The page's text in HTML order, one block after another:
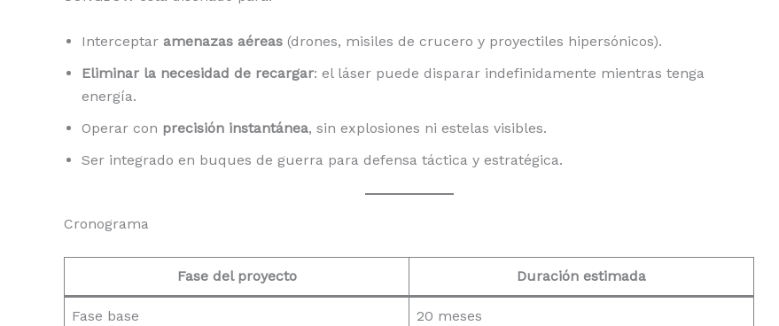
Interceptar amenazas aéreas (drones, misiles de crucero y proyectiles hipersónicos).
Eliminar la necesidad de recargar: el láser puede disparar indefinidamente mientras tenga
energía.
Operar con precisión instantánea, sin explosiones ni estelas visibles.
Ser integrado en buques de guerra para defensa táctica y estratégica.
Cronograma
Fase del proyecto Duración estimada
Fase base 20 meses